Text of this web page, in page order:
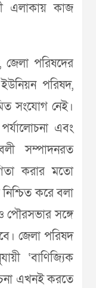
এলাকায় কাজ
জেলা পরিষদের
পরিষদ,
সংযোগ নেই।
এবং
সম্পাদনরত
করার মতো
করে বলা
পৌরসভার সঙ্গে
জেলা পরিষদ
‘বাণিজ্যিক
এখনই করতে